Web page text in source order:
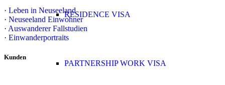
RESIDENCE VISA
PARTNERSHIP WORK VISA
· Leben in Neuseeland
· Neuseeland Einwohner
· Auswanderer Fallstudien
· Einwanderportraits
Kunden